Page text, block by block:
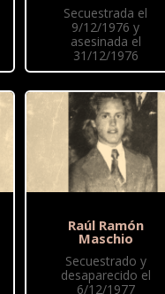
Secuestrada el
9/12/1976 y
asesinada el
31/12/1976
Raúl Ramón
Maschio
Secuestrado y
desaparecido el
6/12/1977